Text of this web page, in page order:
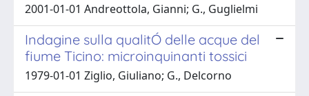
2001-01-01 Andreottola, Gianni; G., Guglielmi
Indagine sulla qualitÓ delle acque del
fiume Ticino: microinquinanti tossici
1979-01-01 Ziglio, Giuliano; G., Delcorno